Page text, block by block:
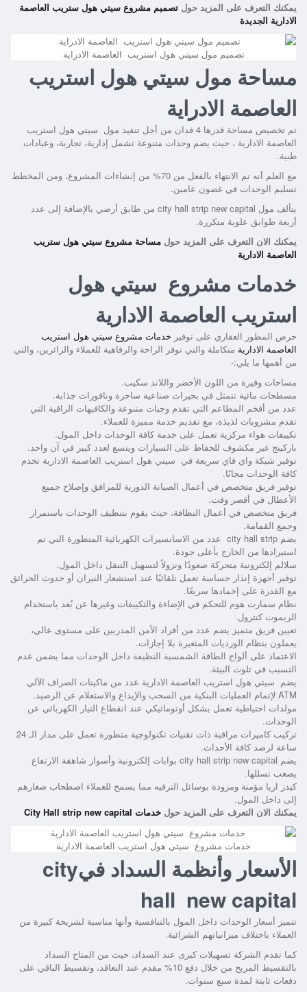
يمكنك التعرف على المزيد حول تصميم مشروع سيتي هول ستريب العاصمة
الادارية الجديدة
تصميم مول سيتي هول استريب العاصمة الادراية
مساحة مول سيتي هول استريب
العاصمة الادراية
تم تخصيص مساحة قدرها 4 فدان من أجل تنفيذ مول
سيتي هول استريب
العاصمة الادارية ، حيث يضم وحدات متنوعة تشمل إدارية، تجارية، وعيادات
طبية.
مع العلم أنه تم الانتهاء بالفعل من 70% من إنشاءات المشروع، ومن المخطط
تسليم الوحدات في غضون عامين.
يتألف مول city hall strip new capital من طابق أرضي بالإضافة إلى عدد
أربعة طوابق علوية متكررة.
يمكنك الان التعرف على المزيد حول مساحة مشروع سيتي هول ستريب
العاصمة الادارية
خدمات مشروع سيتي هول
استريب العاصمة الادارية
حرص المطور العقاري على توفير خدمات مشروع سيتي هول استريب
العاصمة الادارية متكاملة والتي توفر الراحة والرفاهية للعملاء والزائرين، والتي
من أهمها ما يلي:-
مساحات وفيرة من اللون الأخضر واللاند سكيب.
مسطحات مائية تتمثل في بحيرات صناعية ساحرة ونافورات جذابة.
عدد من أفخم المطاعم التي تقدم وجبات متنوعة والكافيهات الراقية التي
تقدم مشروبات لذيذة، مع تقديم خدمة مميزة للعملاء.
تكييفات هواء مركزية تعمل على خدمة كافة الوحدات داخل المول.
باركينج غير مكشوف للحفاظ على السيارات ويتسع لعدد كبير في آن واحد.
توفير شبكة واي فاي سريعة في سيتي هول استريب العاصمة الادارية تخدم
كافة الوحدات مجانًا.
توفير فريق متخصص في أعمال الصيانة الدورية للمرافق وإصلاح جميع
الأعطال في أقصر وقت.
فريق متخصص في أعمال النظافة، حيث يقوم بتنظيف الوحدات باستمرار
وجمع القمامة.
يضم city hall strip عدد من الاسانسيرات الكهربائية المتطورة التي تم
استيرادها من الخارج بأعلى جودة.
سلالم إلكترونية متحركة صعودًا ونزولاً لتسهيل التنقل داخل المول.
توفير أجهزة إنذار حساسة تعمل تلقائيًا عند استشعار النيران أو حدوث الحرائق
مع القدرة على إخمادها سريعًا.
نظام سمارت هوم للتحكم في الإضاءة والتكييفات وغيرها عن بُعد باستخدام
الريموت كنترول.
تعيين فريق متميز يضم عدد من أفراد الأمن المدربين على مستوى عالي،
يعملون بنظام الورديات المتغيرة بلا إجازات.
الاعتماد على ألواح الطاقة الشمسية النظيفة داخل الوحدات مما يضمن عدم
التسبب في تلوث البيئة.
يضم سيتي هول استريب العاصمة الادارية عدد من ماكينات الصراف الآلي
ATM لإتمام العمليات البنكية من السحب والإيداع والاستعلام عن الرصيد.
مولدات احتياطية تعمل بشكل أوتوماتيكي عند انقطاع التيار الكهربائي عن
الوحدات.
تركيب كاميرات مراقبة ذات تقنيات تكنولوجية متطورة تعمل على مدار الـ 24
ساعة لرصد كافة الأحداث.
يضم city hall strip new capital بوابات إلكترونية وأسوار شاهقة الارتفاع
يصعب تسللها.
كيدز اريا مؤمنة ومزودة بوسائل الترفيه مما يسمح للعملاء اصطحاب صغارهم
إلى داخل المول.
يمكنك الان التعرف على المزيد حول خدمات City Hall strip new capital
خدمات مشروع سيتي هول استريب العاصمة الادارية
الأسعار وأنظمة السداد فيcity
hall new capital
تتميز أسعار الوحدات داخل المول بالتنافسية وأنها مناسبة لشريحة كبيرة من
العملاء باختلاف ميزانياتهم الشرائية.
كما تقدم الشركة تسهيلات كبرى عند السداد، حيث من المتاح السداد
بالتقسيط المريح من خلال دفع 10% مقدم عند التعاقد، وتقسيط الباقي على
دفعات ثابتة لمدة سبع سنوات.